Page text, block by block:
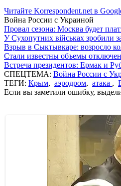
Читайте Korrespondent.net в
Война России с Украиной
Провал сезона: Москва будет
У Сухопутних військах зробили
Взрыв в Сыктывкаре: возросло
Стали известны объемы
Встреча президентов: Ермак и
СПЕЦТЕМА: Война России с
ТЕГИ: Крым, аэродром, атака ,
Если вы заметили ошибку,